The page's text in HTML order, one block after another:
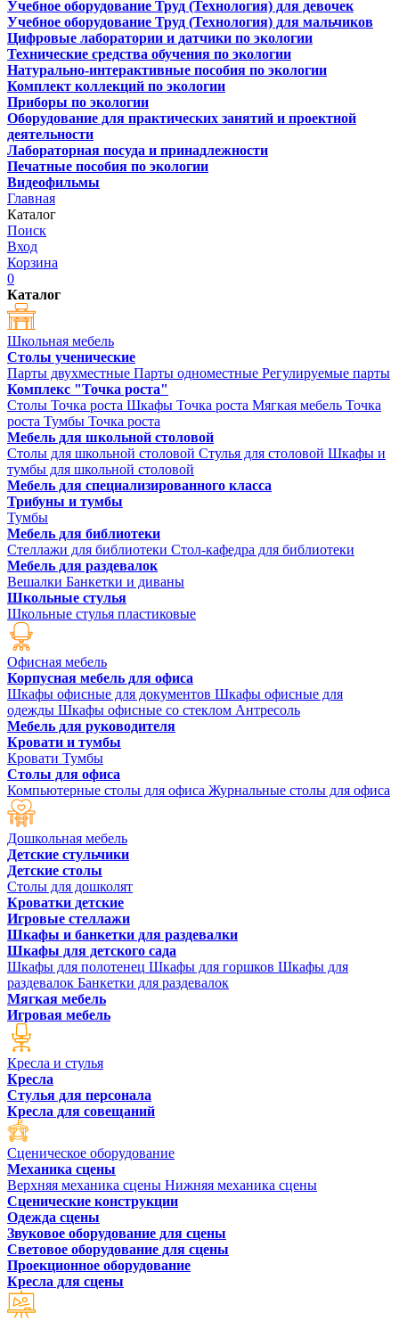
Учебное оборудование Труд (Технология) для девочек
Учебное оборудование Труд (Технология) для мальчиков
Цифровые лаборатории и датчики по экологии
Технические средства обучения по экологии
Натурально-интерактивные пособия по экологии
Комплект коллекций по экологии
Приборы по экологии
Оборудование для практических занятий и проектной
деятельности
Лабораторная посуда и принадлежности
Печатные пособия по экологии
Видеофильмы
Главная
Каталог
Поиск
Вход
Корзина
0
Каталог
Школьная мебель
Столы ученические
Парты двухместные Парты одноместные Регулируемые парты
Комплекс "Точка роста"
Столы Точка роста Шкафы Точка роста Мягкая мебель Точка
роста Тумбы Точка роста
Мебель для школьной столовой
Столы для школьной столовой Стулья для столовой Шкафы и
тумбы для школьной столовой
Мебель для специализированного класса
Трибуны и тумбы
Тумбы
Мебель для библиотеки
Стеллажи для библиотеки Стол-кафедра для библиотеки
Мебель для раздевалок
Вешалки Банкетки и диваны
Школьные стулья
Школьные стулья пластиковые
Офисная мебель
Корпусная мебель для офиса
Шкафы офисные для документов Шкафы офисные для
одежды Шкафы офисные со стеклом Антресоль
Мебель для руководителя
Кровати и тумбы
Кровати Тумбы
Столы для офиса
Компьютерные столы для офиса Журнальные столы для офиса
Дошкольная мебель
Детские стульчики
Детские столы
Столы для дошколят
Кроватки детские
Игровые стеллажи
Шкафы и банкетки для раздевалки
Шкафы для детского сада
Шкафы для полотенец Шкафы для горшков Шкафы для
раздевалок Банкетки для раздевалок
Мягкая мебель
Игровая мебель
Кресла и стулья
Кресла
Стулья для персонала
Кресла для совещаний
Сценическое оборудование
Механика сцены
Верхняя механика сцены Нижняя механика сцены
Сценические конструкции
Одежда сцены
Звуковое оборудование для сцены
Световое оборудование для сцены
Проекционное оборудование
Кресла для сцены